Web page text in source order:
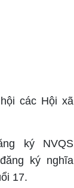
các Hội xã
ký NVQS
ký nghĩa
17.